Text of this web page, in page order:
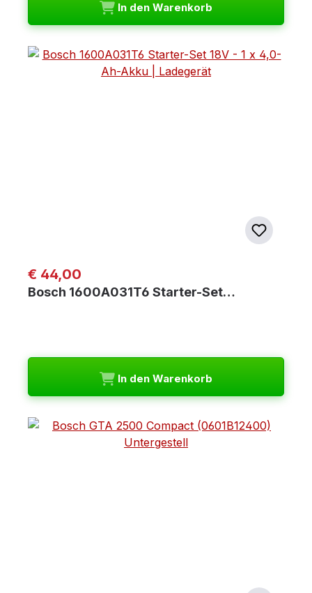
In den Warenkorb
Regulärer Preis:
€ 44,00
Bosch 1600A031T6 Starter-Set…
In den Warenkorb